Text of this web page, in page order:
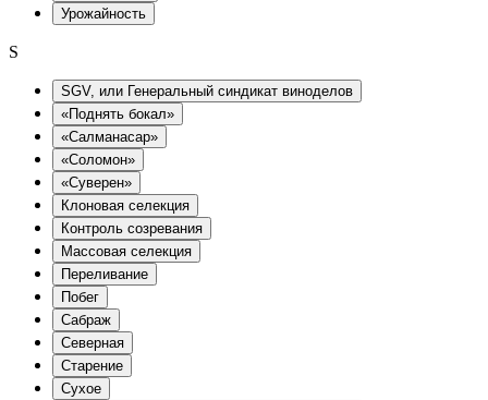
Урожайность
S
SGV, или Генеральный синдикат виноделов
«Поднять бокал»
«Салманасар»
«Соломон»
«Суверен»
Клоновая селекция
Контроль созревания
Массовая селекция
Переливание
Побег
Сабраж
Северная
Старение
Сухое